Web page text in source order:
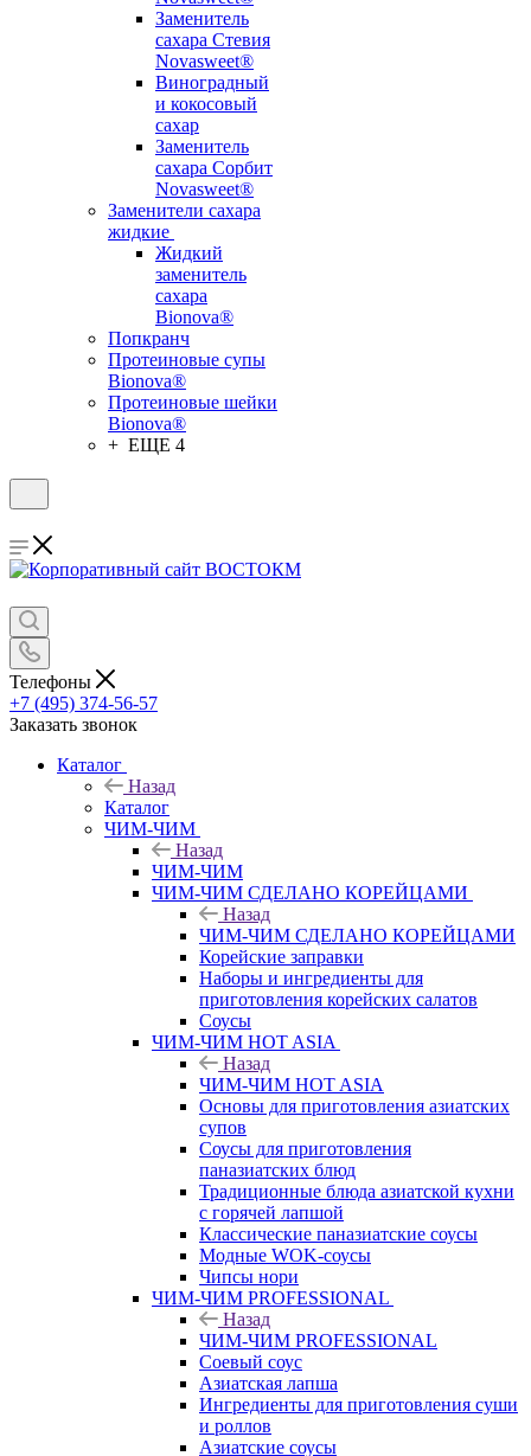
Заменитель
сахара Стевия
Novasweet®
Виноградный
и кокосовый
сахар
Заменитель
сахара Сорбит
Novasweet®
Заменители сахара
жидкие
Жидкий
заменитель
сахара
Bionova®
Попкранч
Протеиновые супы
Bionova®
Протеиновые шейки
Bionova®
+ ЕЩЕ 4
Телефоны
+7 (495) 374-56-57
Заказать звонок
Каталог
Назад
Каталог
ЧИМ-ЧИМ
Назад
ЧИМ-ЧИМ
ЧИМ-ЧИМ СДЕЛАНО КОРЕЙЦАМИ
Назад
ЧИМ-ЧИМ СДЕЛАНО КОРЕЙЦАМИ
Корейские заправки
Наборы и ингредиенты для
приготовления корейских салатов
Соусы
ЧИМ-ЧИМ HOT ASIA
Назад
ЧИМ-ЧИМ HOT ASIA
Основы для приготовления азиатских
супов
Соусы для приготовления
паназиатских блюд
Традиционные блюда азиатской кухни
с горячей лапшой
Классические паназиатские соусы
Модные WOK-соусы
Чипсы нори
ЧИМ-ЧИМ PROFESSIONAL
Назад
ЧИМ-ЧИМ PROFESSIONAL
Соевый соус
Азиатская лапша
Ингредиенты для приготовления суши
и роллов
Азиатские соусы